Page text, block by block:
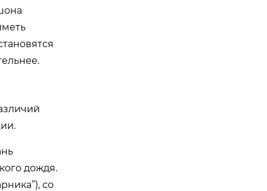
дождя.
со